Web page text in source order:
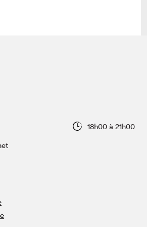
18h00 à 21h00